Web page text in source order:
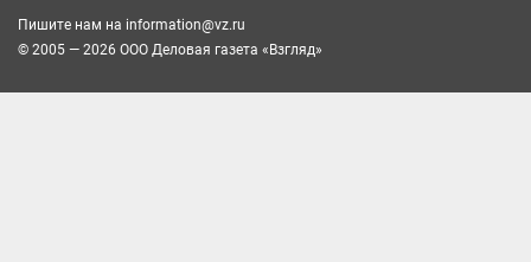
Пишите нам на information@vz.ru
© 2005 — 2026 ООО Деловая газета «Взгляд»